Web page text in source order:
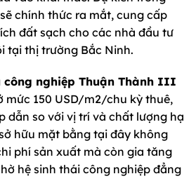
chính thức ra mắt, cung cấp
đất sạch cho các nhà đầu tư
tại thị trường Bắc Ninh.
công nghiệp Thuận Thành III
mức 150 USD/m2/chu kỳ thuê,
dẫn so với vị trí và chất lượng hạ
hữu mặt bằng tại đây không
phí sản xuất mà còn gia tăng
hệ sinh thái công nghiệp đẳng